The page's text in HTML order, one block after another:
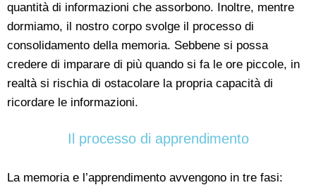
quantità di informazioni che assorbono. Inoltre, mentre
dormiamo, il nostro corpo svolge il processo di
consolidamento della memoria. Sebbene si possa
credere di imparare di più quando si fa le ore piccole, in
realtà si rischia di ostacolare la propria capacità di
ricordare le informazioni.
Il processo di apprendimento
La memoria e l’apprendimento avvengono in tre fasi: